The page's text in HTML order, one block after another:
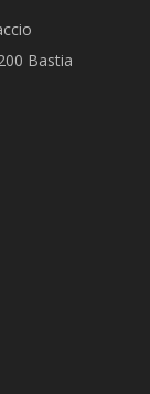
Bastia